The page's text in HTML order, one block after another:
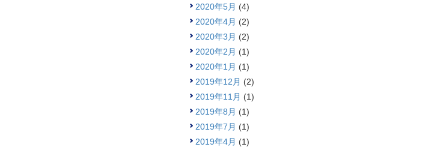
2020年5月 (4)
2020年4月 (2)
2020年3月 (2)
2020年2月 (1)
2020年1月 (1)
2019年12月 (2)
2019年11月 (1)
2019年8月 (1)
2019年7月 (1)
2019年4月 (1)